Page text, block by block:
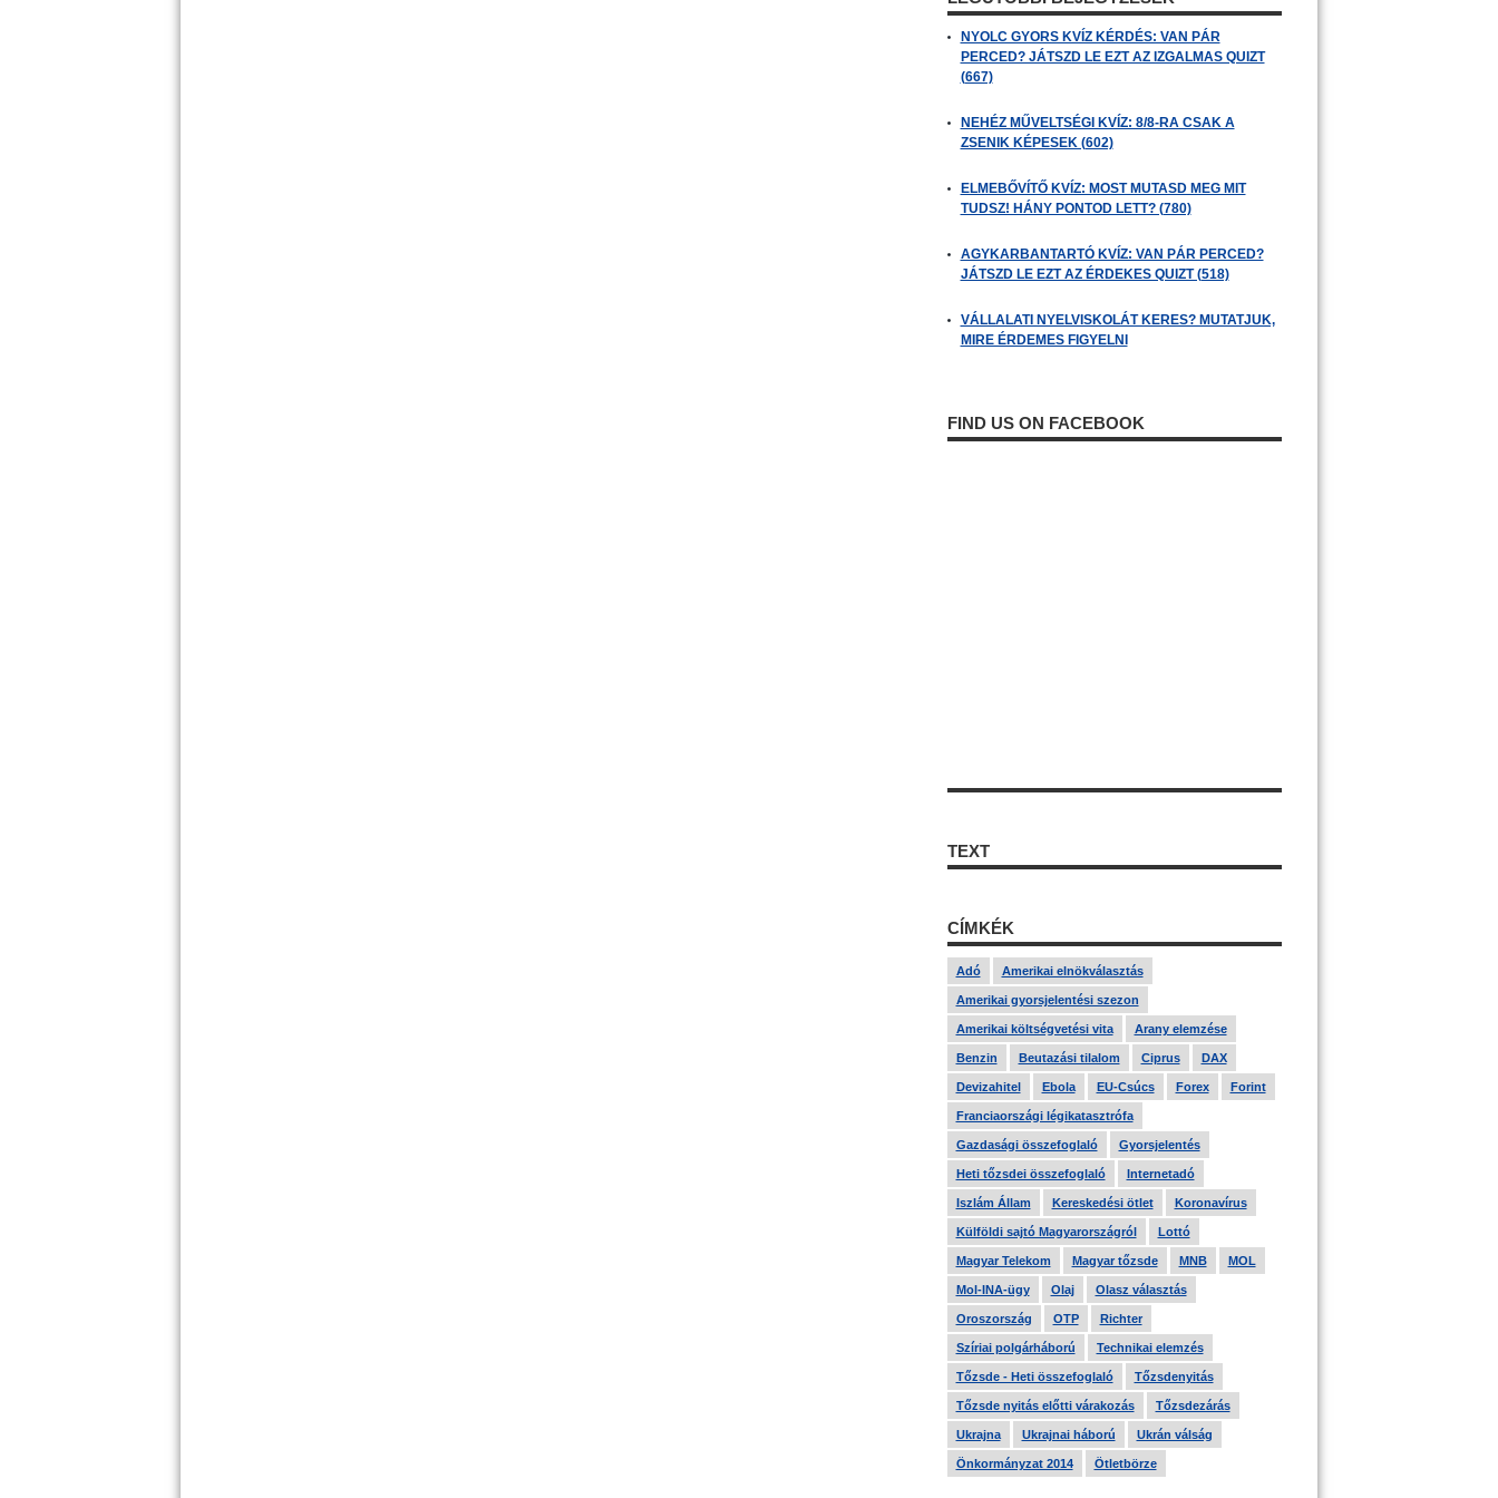
NYOLC GYORS KVÍZ KÉRDÉS: VAN PÁR
PERCED? JÁTSZD LE EZT AZ IZGALMAS QUIZT
(667)
NEHÉZ MŰVELTSÉGI KVÍZ: 8/8-RA CSAK A
ZSENIK KÉPESEK (602)
ELMEBŐVÍTŐ KVÍZ: MOST MUTASD MEG MIT
TUDSZ! HÁNY PONTOD LETT? (780)
AGYKARBANTARTÓ KVÍZ: VAN PÁR PERCED?
JÁTSZD LE EZT AZ ÉRDEKES QUIZT (518)
VÁLLALATI NYELVISKOLÁT KERES? MUTATJUK,
MIRE ÉRDEMES FIGYELNI
FIND US ON FACEBOOK
TEXT
CÍMKÉK
Adó Amerikai elnökválasztás
Amerikai gyorsjelentési szezon
Amerikai költségvetési vita Arany elemzése
Benzin Beutazási tilalom Ciprus DAX
Devizahitel Ebola EU-Csúcs Forex Forint
Franciaországi légikatasztrófa
Gazdasági összefoglaló Gyorsjelentés
Heti tőzsdei összefoglaló Internetadó
Iszlám Állam Kereskedési ötlet Koronavírus
Külföldi sajtó Magyarországról Lottó
Magyar Telekom Magyar tőzsde MNB MOL
Mol-INA-ügy Olaj Olasz választás
Oroszország OTP Richter
Szíriai polgárháború Technikai elemzés
Tőzsde - Heti összefoglaló Tőzsdenyitás
Tőzsde nyitás előtti várakozás Tőzsdezárás
Ukrajna Ukrajnai háború Ukrán válság
Önkormányzat 2014 Ötletbörze